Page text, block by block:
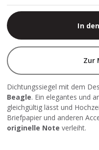
In
Zur
Dichtungssiegel mit dem
Beagle. Ein elegantes und
gleichgültig lässt und
Briefpapier und anderen
originelle Note verleiht.